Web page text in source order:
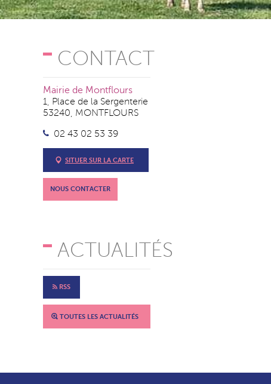
CONTACT
Mairie de Montflours
1, Place de la Sergenterie
53240, MONTFLOURS
02 43 02 53 39
SITUER SUR LA CARTE
NOUS CONTACTER
ACTUALITÉS
RSS
TOUTES LES ACTUALITÉS